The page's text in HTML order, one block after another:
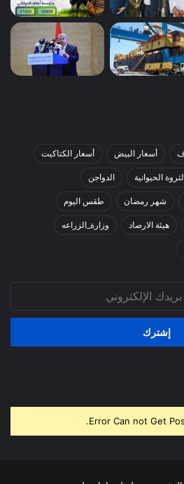
أسعار البيض أسعار الكتاكيت
الحيوانية الدواجن
شهر رمضان طقس اليوم
هيئة الارصاد وزارة_الزراعه
Error Can not Get